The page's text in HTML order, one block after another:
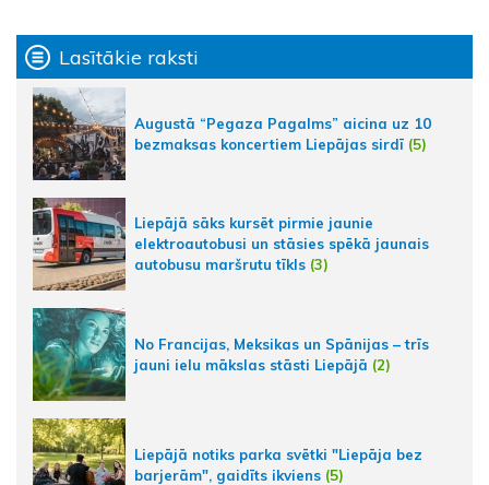
Lasītākie raksti
Augustā “Pegaza Pagalms” aicina uz 10
bezmaksas koncertiem Liepājas sirdī (5)
Liepājā sāks kursēt pirmie jaunie
elektroautobusi un stāsies spēkā jaunais
autobusu maršrutu tīkls (3)
No Francijas, Meksikas un Spānijas – trīs
jauni ielu mākslas stāsti Liepājā (2)
Liepājā notiks parka svētki "Liepāja bez
barjerām", gaidīts ikviens (5)